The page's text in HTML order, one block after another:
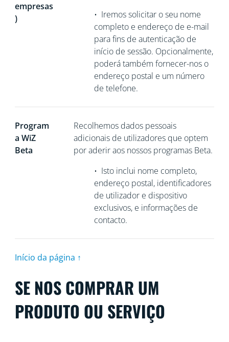
empresas
)
• Iremos solicitar o seu nome
completo e endereço de e-mail
para fins de autenticação de
início de sessão. Opcionalmente,
poderá também fornecer-nos o
endereço postal e um número
de telefone.
Program
a WiZ
Beta
Recolhemos dados pessoais
adicionais de utilizadores que optem
por aderir aos nossos programas Beta.
• Isto inclui nome completo,
endereço postal, identificadores
de utilizador e dispositivo
exclusivos, e informações de
contacto.
Início da página ↑
SE NOS COMPRAR UM
PRODUTO OU SERVIÇO